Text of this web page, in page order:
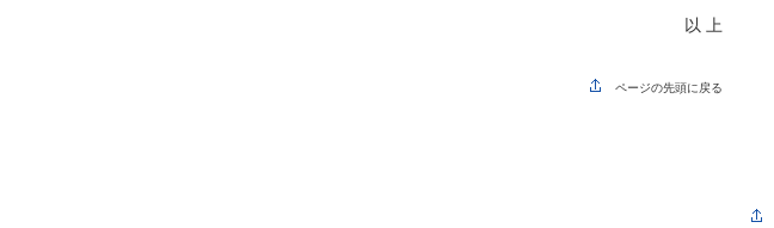
以 上
ページの先頭に戻る